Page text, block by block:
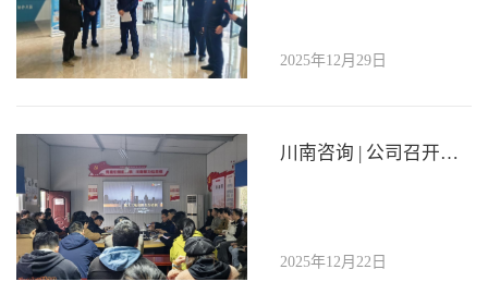
2025年12月29日
川南咨询 | 公司召开四季度安全环保会暨消防安全培训演练
2025年12月22日